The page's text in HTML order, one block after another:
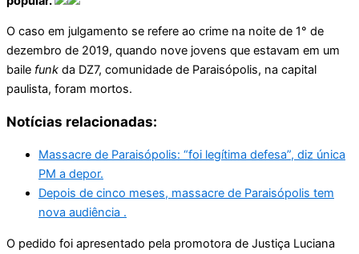
O caso em julgamento se refere ao crime na noite de 1° de
dezembro de 2019, quando nove jovens que estavam em um
baile funk da DZ7, comunidade de Paraisópolis, na capital
paulista, foram mortos.
Notícias relacionadas:
Massacre de Paraisópolis: “foi legítima defesa”, diz única
PM a depor.
Depois de cinco meses, massacre de Paraisópolis tem
nova audiência .
O pedido foi apresentado pela promotora de Justiça Luciana